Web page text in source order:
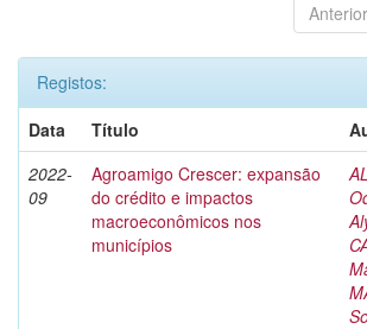
Anterior
Registos:
Data
Título
2022-
09
Agroamigo Crescer: expansão
do crédito e impactos
macroeconômicos nos
municípios